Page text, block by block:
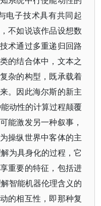
电子技术具有共同起
不如说该作品设想数
术通过多重递归回路
的结合体中，文本之
杂的构型，既承载着
。因此海尔斯的新主
动性的计算过程颠覆
能激发另一种叙事，
操纵世界中客体的主
为具身化的过程，它
重要的特征，包括进
智能机器伦理含义的
的相互性，即那种复